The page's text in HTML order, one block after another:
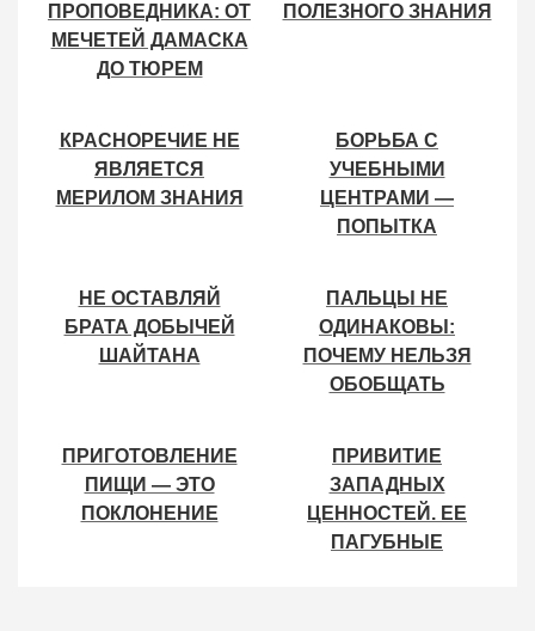
ПОТУШИТЬ СВЕТ
НЕ ОСТАВЛЯЙ
БРАТА ДОБЫЧЕЙ
ОБОБЩАТЬ
ОШИБКИ?
ПРИГОТОВЛЕНИЕ
ПРИВИТИЕ
ЗАПАДНЫХ
ПАГУБНЫЕ
ПОСЛЕДСТВИЯ И
ПЛАНЫ
НАШИ ГРУППЫ